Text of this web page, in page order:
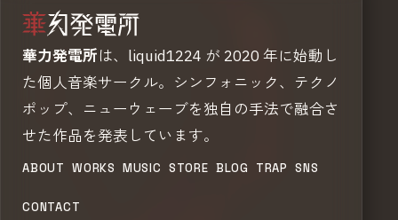
華力発電所は、liquid1224 が 2020 年に始動し
た個人音楽サークル。シンフォニック、テクノ
ポップ、ニューウェーブを独自の手法で融合さ
せた作品を発表しています。
ABOUT WORKS MUSIC STORE BLOG TRAP SNS
CONTACT